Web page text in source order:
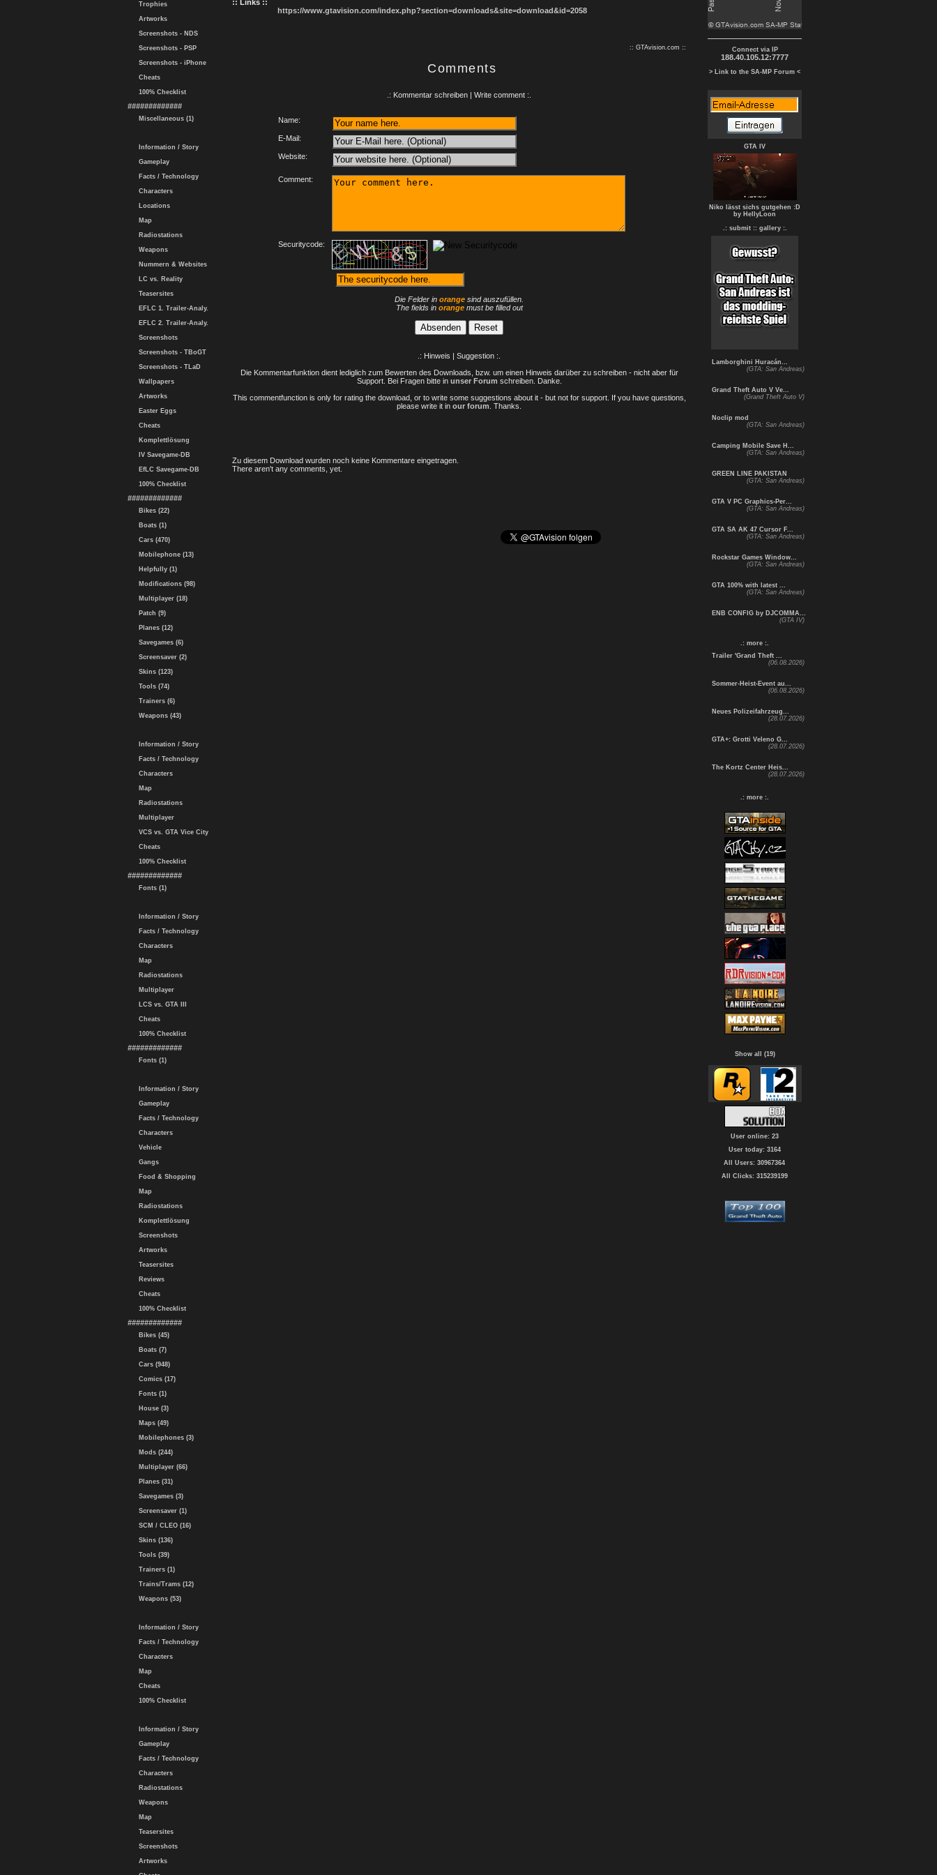
Trophies
Artworks
Screenshots - NDS
Screenshots - PSP
Screenshots - iPhone
Cheats
100% Checklist
#############
Miscellaneous (1)
Information / Story
Gameplay
Facts / Technology
Characters
Locations
Map
Radiostations
Weapons
Nummern & Websites
LC vs. Reality
Teasersites
EFLC 1. Trailer-Analy.
EFLC 2. Trailer-Analy.
Screenshots
Screenshots - TBoGT
Screenshots - TLaD
Wallpapers
Artworks
Easter Eggs
Cheats
Komplettlösung
IV Savegame-DB
EfLC Savegame-DB
100% Checklist
#############
Bikes (22)
Boats (1)
Cars (470)
Mobilephone (13)
Helpfully (1)
Modifications (98)
Multiplayer (18)
Patch (9)
Planes (12)
Savegames (6)
Screensaver (2)
Skins (123)
Tools (74)
Trainers (6)
Weapons (43)
Information / Story
Facts / Technology
Characters
Map
Radiostations
Multiplayer
VCS vs. GTA Vice City
Cheats
100% Checklist
#############
Fonts (1)
Information / Story
Facts / Technology
Characters
Map
Radiostations
Multiplayer
LCS vs. GTA III
Cheats
100% Checklist
#############
Fonts (1)
Information / Story
Gameplay
Facts / Technology
Characters
Vehicle
Gangs
Food & Shopping
Map
Radiostations
Komplettlösung
Screenshots
Artworks
Teasersites
Reviews
Cheats
100% Checklist
#############
Bikes (45)
Boats (7)
Cars (948)
Comics (17)
Fonts (1)
House (3)
Maps (49)
Mobilephones (3)
Mods (244)
Multiplayer (66)
Planes (31)
Savegames (3)
Screensaver (1)
SCM / CLEO (16)
Skins (136)
Tools (39)
Trainers (1)
Trains/Trams (12)
Weapons (53)
Information / Story
Facts / Technology
Characters
Map
Cheats
100% Checklist
Information / Story
Gameplay
Facts / Technology
Characters
Radiostations
Weapons
Map
Teasersites
Screenshots
Artworks
:: Links ::
https://www.gtavision.com/index.php?section=downloads&site=download&id=2058
:: GTAvision.com ::
Comments
.: Kommentar schreiben | Write comment :.
Name:
E-Mail:
Website:
Comment:
Securitycode:
Die Felder in orange sind auszufüllen.
The fields in orangemust be filled out
.: Hinweis | Suggestion :.
Die Kommentarfunktion dient lediglich zum Bewerten des Downloads, bzw. um einen Hinweis darüber zu schreiben - nicht aber für
Support. Bei Fragen bitte in unser Forum schreiben. Danke.
This commentfunction is only for rating the download, or to write some suggestions about it - but not for support. If you have questions,
please write it in our forum . Thanks.
Zu diesem Download wurden noch keine Kommentare eingetragen.
There aren't any comments, yet.
Connect via IP
188.40.105.12:7777
> Link to the SA-MP Forum <
GTA IV
Niko lässt sichs gutgehen :D
by HellyLoon
.: submit : : gallery :.
Lamborghini Huracán...
(GTA: San Andreas)
Grand Theft Auto V Ve...
(Grand Theft Auto V)
Noclip mod
(GTA: San Andreas)
Camping Mobile Save H...
(GTA: San Andreas)
GREEN LINE PAKISTAN
(GTA: San Andreas)
GTA V PC Graphics-Per...
(GTA: San Andreas)
GTA SA AK 47 Cursor F...
(GTA: San Andreas)
Rockstar Games Window...
(GTA: San Andreas)
GTA 100% with latest ...
(GTA: San Andreas)
ENB CONFIG by DJCOMMA...
(GTA IV)
.: more :.
Trailer 'Grand Theft ...
(06.08.2026)
Sommer-Heist-Event au...
(06.08.2026)
Neues Polizeifahrzeug...
(28.07.2026)
GTA+: Grotti Veleno G...
(28.07.2026)
The Kortz Center Heis...
(28.07.2026)
.: more :.
Show all (19)
User online: 23
User today: 3164
All Users: 30967364
All Clicks: 315239199